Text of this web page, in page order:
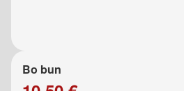
Bo bun